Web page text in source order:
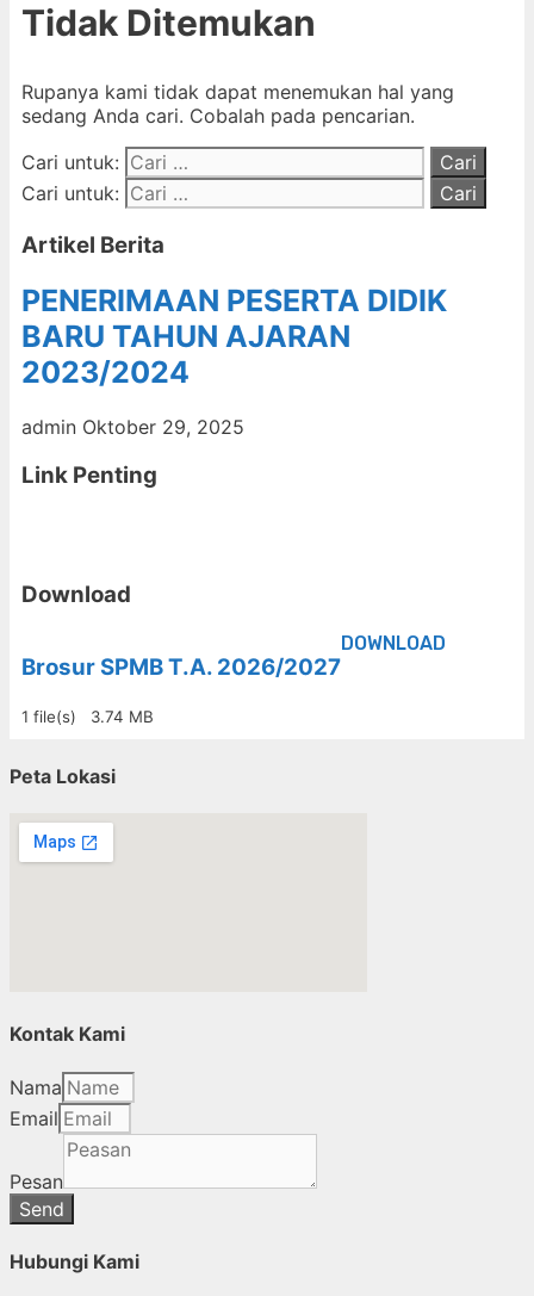
Tidak Ditemukan
Rupanya kami tidak dapat menemukan hal yang
sedang Anda cari. Cobalah pada pencarian.
Cari untuk:
Cari untuk:
Artikel Berita
PENERIMAAN PESERTA DIDIK
BARU TAHUN AJARAN
2023/2024
admin Oktober 29, 2025
Link Penting
Download
Brosur SPMB T.A. 2026/2027
1 file(s) 3.74 MB
DOWNLOAD
Peta Lokasi
Kontak Kami
Nama
Email
Pesan
Send
Hubungi Kami